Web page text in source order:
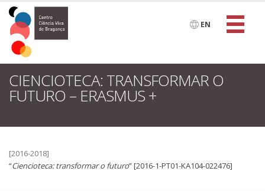
EN
CIENCIOTECA: TRANSFORMAR O
FUTURO – ERASMUS +
[2016-2018]
“Ciencioteca: transformar o futuro” [2016-1-PT01-KA104-022476]